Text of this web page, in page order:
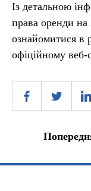
Із детальною
права оренди на
ознайомитися в
офіційному веб-